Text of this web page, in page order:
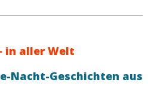
in aller Welt
Nacht-Geschichten aus